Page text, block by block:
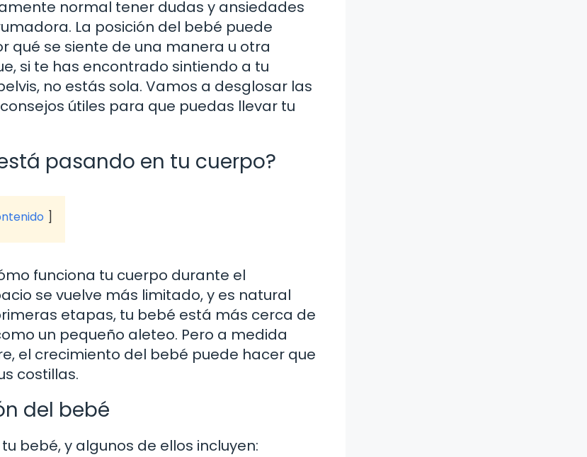
normal tener dudas y ansiedades
La posición del bebé puede
qué se siente de una manera u otra
si te has encontrado sintiendo a tu
no estás sola. Vamos a desglosar las
útiles para que puedas llevar tu
pasando en tu cuerpo?
funciona tu cuerpo durante el
se vuelve más limitado, y es natural
etapas, tu bebé está más cerca de
un pequeño aleteo. Pero a medida
el crecimiento del bebé puede hacer que
costillas.
del bebé
bebé, y algunos de ellos incluyen: